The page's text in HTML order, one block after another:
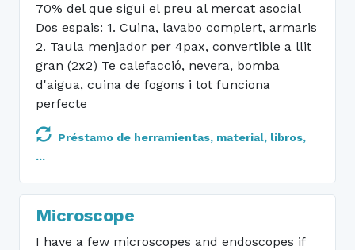
70% del que sigui el preu al mercat asocial
Dos espais: 1. Cuina, lavabo complert, armaris
2. Taula menjador per 4pax, convertible a llit
gran (2x2) Te calefacció, nevera, bomba
d'aigua, cuina de fogons i tot funciona
perfecte
Préstamo de herramientas, material, libros,
...
Microscope
I have a few microscopes and endoscopes if